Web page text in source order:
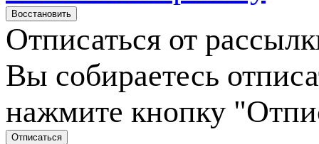
Отписаться от
Вы собираетесь
нажмите кнопку